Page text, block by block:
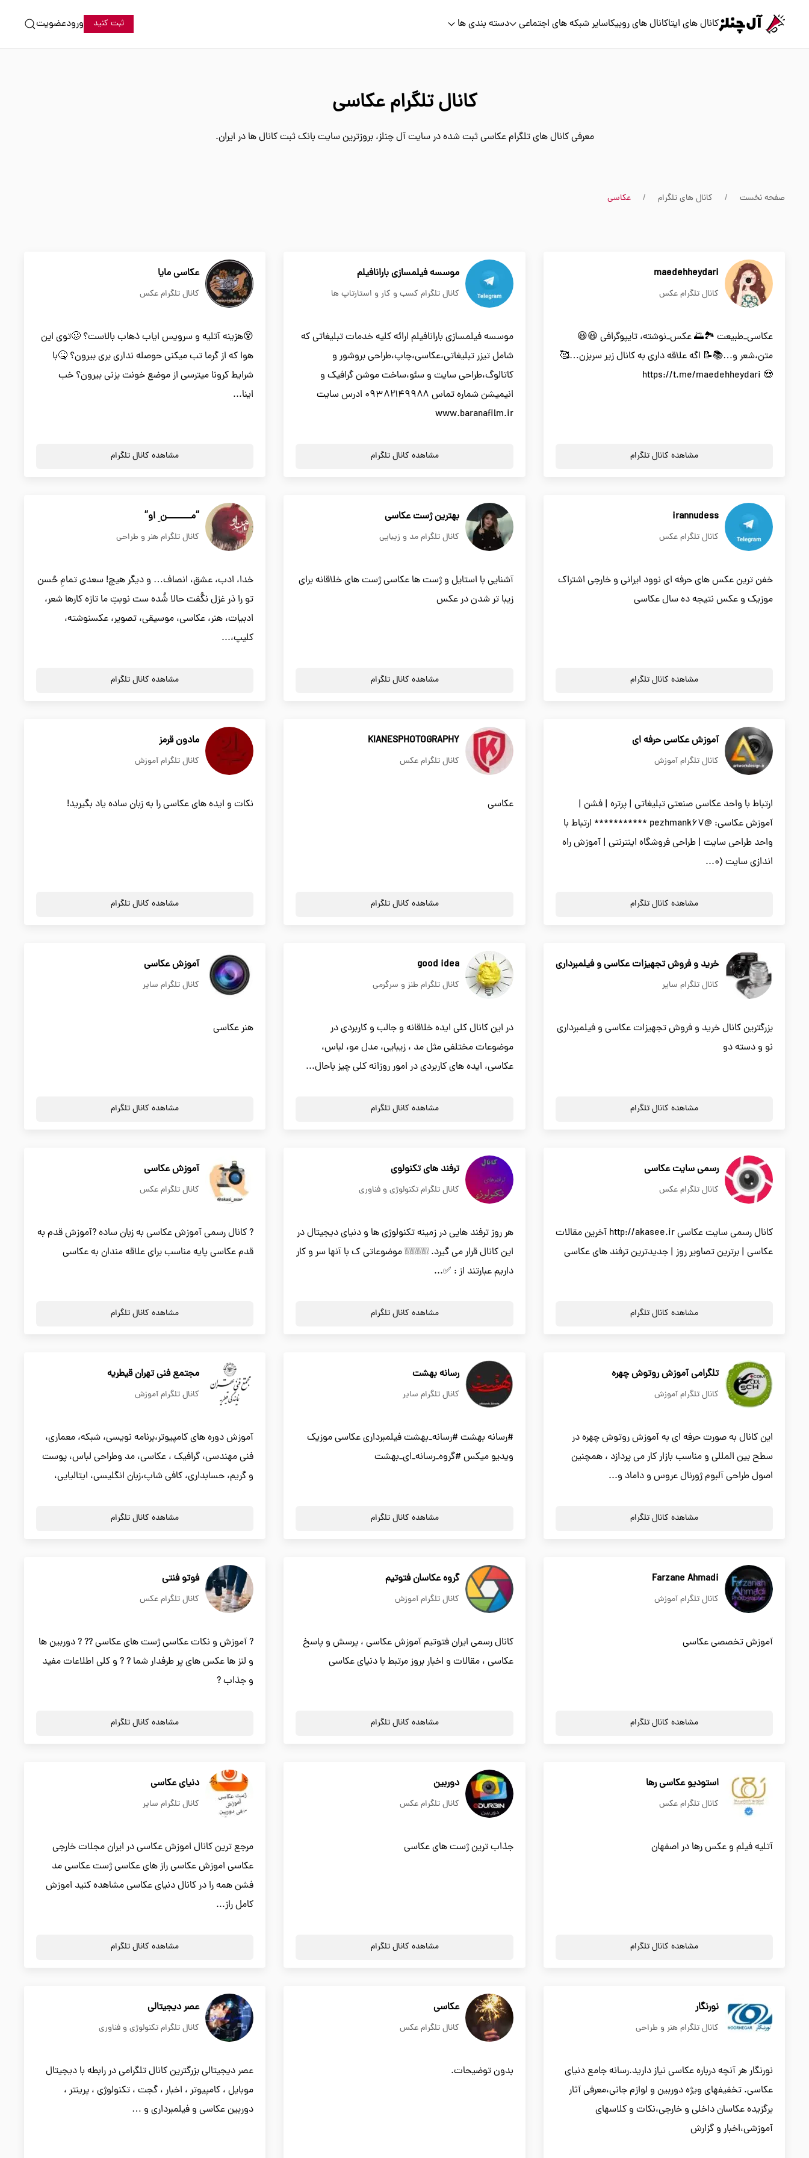
کانال های ایتاکانال های روبیکاسایر شبکه های اجتماعی دسته بندی ها ثبت کنید ورودعضویت
کانال تلگرام عکاسی
معرفی کانال های تلگرام عکاسی ثبت شده در سایت آل چنلز، بروزترین سایت بانک ثبت کانال ها در ایران.
صفحه نخست کانال های تلگرام عکاسی
maedehheydari
کانال تلگرام عکس
عکاسی_طبیعت 🏞🌅 عکس_نوشته، تایپوگرافی 😃😃
متن،شعر و…📚📝 اگه علاقه داری به کانال زیر سربزن…🥰
😍 https://t.me/maedehheydari
مشاهده کانال تلگرام
موسسه فیلمسازی بارانافیلم
کانال تلگرام کسب و کار و استارتاپ ها
موسسه فیلمسازی بارانافیلم ارائه کلیه خدمات تبلیغاتی که
شامل تیزر تبلیغاتی،عکاسی،چاپ،طراحی بروشور و
کاتالوگ،طراحی سایت و سئو،ساخت موشن گرافیک و
انیمیشن شماره تماس ۰۹۳۸۲۱۴۹۹۸۸ ادرس سایت
www.baranafilm.ir
مشاهده کانال تلگرام
عکاسی مایا
کانال تلگرام عکس
😵هزینه آتلیه و سرویس ایاب ذهاب بالاست؟ 🥴توی این
هوا که از گرما تب میکنی حوصله نداری بری بیرون؟ 🤒با
شرایط کرونا میترسی از موضع خونت بزنی بیرون؟ خب
اینا...
مشاهده کانال تلگرام
irannudess
کانال تلگرام عکس
خفن ترین عکس های حرفه ای نوود ایرانی و خارجی اشتراک
موزیک و عکس نتیجه ده سال عکاسی
مشاهده کانال تلگرام
بهترین ژست عکاسی
کانال تلگرام مد و زیبایی
آشنایی با استایل و ژست ها عکاسی ژست های خلاقانه برای
زیبا تر شدن در عکس
مشاهده کانال تلگرام
“مــــــــن ِ او”
کانال تلگرام هنر و طراحی
خدا، ادب، عشق، انصاف… و دیگر هیچ! سعدی تمامِ حُسن
تو را دَر غزل نگُفت حالا شُده ست نوبتِ ما تازه کارها شعر،
ادبیات، هنر، عکاسی، موسیقی، تصویر، عکسنوشته،
کلیپ،...
مشاهده کانال تلگرام
آموزش عکاسی حرفه ای
کانال تلگرام آموزش
ارتباط با واحد عکاسی صنعتی تبلیغاتی | پرتره | فشن |
آموزش عکاسی: @pezhmank67 *********** ارتباط با
واحد طراحی سایت | طراحی فروشگاه اینترنتی | آموزش راه
اندازی سایت (۰...
مشاهده کانال تلگرام
KIANESPHOTOGRAPHY
کانال تلگرام عکس
عکاسی
مشاهده کانال تلگرام
مادون قرمز
کانال تلگرام آموزش
نکات و ایده های عکاسی را به زبان ساده یاد بگیرید!
مشاهده کانال تلگرام
خرید و فروش تجهیزات عکاسی و فیلمبرداری
کانال تلگرام سایر
بزرگترین کانال خرید و فروش تجهیزات عکاسی و فیلمبرداری
نو و دسته دو
مشاهده کانال تلگرام
good idea
کانال تلگرام طنز و سرگرمی
در این کانال کلی ایده خلاقانه و جالب و کاربردی در
موضوعات مختلفی مثل مد ، زیبایی، مدل مو، لباس،
عکاسی، ایده های کاربردی در امور روزانه کلی چیز باحال...
مشاهده کانال تلگرام
آموزش عکاسی
کانال تلگرام سایر
هنر عکاسی
مشاهده کانال تلگرام
رسمی سایت عکاسی
کانال تلگرام عکس
کانال رسمی سایت عکاسی http://akasee.ir آخرین مقالات
عکاسی | برترین تصاویر روز | جدیدترین ترفند های عکاسی
مشاهده کانال تلگرام
ترفند های تکنولوی
کانال تلگرام تکنولوژی و فناوری
هر روز ترفند هایی در زمینه تکنولوژی ها و دنیای دیجیتال در
این کانال قرار می گیرد. ❕❕❕❕❕❕❕❕❕❕ موضوعاتی ک با آنها سر و کار
داریم عبارتند از : ✅...
مشاهده کانال تلگرام
آموزش عکاسی
کانال تلگرام عکس
? کانال رسمی آموزش عکاسی به زبان ساده ?آموزش قدم به
قدم عکاسی پایه مناسب برای علاقه مندان به عکاسی
مشاهده کانال تلگرام
تلگرامی آموزش روتوش چهره
کانال تلگرام آموزش
این کانال به صورت حرفه ای به آموزش روتوش چهره در
سطح بین المللی و مناسب بازار کار می پردازد ، همچنین
اصول طراحی آلبوم ژورنال عروس و داماد و...
مشاهده کانال تلگرام
رسانه بهشت
کانال تلگرام سایر
#رسانه بهشت #رسانه_بهشت فیلمبرداری عکاسی موزیک
ویدیو میکس #گروه_رسانه_ای_بهشت
مشاهده کانال تلگرام
مجتمع فنی تهران قیطریه
کانال تلگرام آموزش
آموزش دوره های کامپیوتر،برنامه نویسی، شبکه، معماری،
فنی مهندسی، گرافیک ، عکاسی، مد وطراحی لباس، پوست
و گریم، حسابداری، کافی شاپ،زبان انگلیسی، ایتالیایی،
مشاهده کانال تلگرام
Farzane Ahmadi
کانال تلگرام آموزش
آموزش تخصصی عکاسی
مشاهده کانال تلگرام
گروه عکاسان فتوتیم
کانال تلگرام آموزش
کانال رسمی ایران فتوتیم آموزش عکاسی ، پرسش و پاسخ
عکاسی ، مقالات و اخبار بروز مرتبط با دنیای عکاسی
مشاهده کانال تلگرام
فوتو فنتی
کانال تلگرام عکس
? آموزش و نکات عکاسی ژست های عکاسی ?? ? دوربین ها
و لنز ها عکس های پر طرفدار شما ? ? و کلی اطلاعات مفید
و جذاب ?
مشاهده کانال تلگرام
استودیو عکاسی رها
کانال تلگرام عکس
آتلیه فیلم و عکس رها در اصفهان
مشاهده کانال تلگرام
دوربین
کانال تلگرام عکس
جذاب ترین ژست های عکاسی
مشاهده کانال تلگرام
دنیای عکاسی
کانال تلگرام سایر
مرجع ترین کانال اموزش عکاسی در ایران مجلات خارجی
عکاسی اموزش عکاسی راز های عکاسی ژست عکاسی مد
فشن همه را در کانال دنیای عکاسی مشاهده کنید اموزش
کامل راز...
مشاهده کانال تلگرام
نورنگار
کانال تلگرام هنر و طراحی
نورنگار هر آنچه درباره عکاسی نیاز دارید.رسانه جامع دنیای
عکاسی. تخفیفهای ویژه دوربین و لوازم جانی،معرفی آثار
برگزیده عکاسان داخلی و خارجی،نکات و کلاسهای
آموزشی،اخبار و گزارش
عکاسی
کانال تلگرام عکس
بدون توضیحات.
عصر دیجیتالی
کانال تلگرام تکنولوژی و فناوری
عصر دیجیتالی بزرگترین کانال تلگرامی در رابطه با دیجیتال
موبایل ، کامپیوتر ، اخبار ، گجت ، تکنولوژی ، پرینتر ،
دوربین عکاسی و فیلمبرداری و …